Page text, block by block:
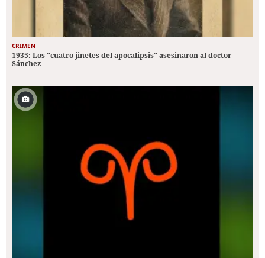
CRIMEN
1935: Los "cuatro jinetes del apocalipsis" asesinaron al doctor
Sánchez